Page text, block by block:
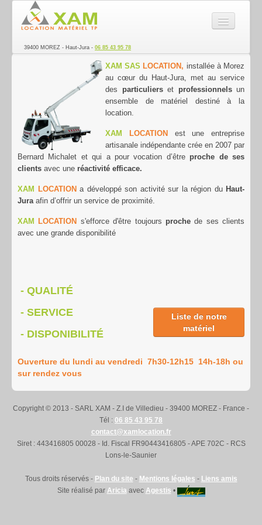
SARL XAM - Location de
La société
Matériel TP
Véhicules Utilitaires
Transport
Remorque
Ponçage des sols
39400 MOREZ - Haut-Jura - 06 85 43 95 78
XAM SAS LOCATION, installée à Morez
au cœur du Haut-Jura, met au service
des particulierset professionnelsun
ensemble de matériel destiné à la
location.
XAM LOCATION
est une entreprise
artisanale indépendante crée en 2007 par
Bernard Michalet et qui a pour vocation d’être proche de ses
clients avec une réactivité efficace.
XAM LOCATION a développé son activité sur la région du Haut-
Juraafin d’offrir un service de proximité.
XAM LOCATION s'efforce d'être toujours prochede ses clients
avec une grande disponibilité
- QUALITÉ
- SERVICE
- DISPONIBILITÉ
Liste de notre
matériel
Ouverture du lundi au vendredi 7h30-12h15 14h-18h ou
sur rendez vous
Copyright © 2013 - SARL XAM - Z.I de Villedieu - 39400 MOREZ - France -
Tél : 06 85 43 95 78
contact@xamlocation.fr
Siret : 443416805 00028 - Id. Fiscal FR90443416805 - APE 702C - RCS
Lons-le-Saunier
Tous droits réservés - Plan du site - Mentions légales - Liens amis
Site réalisé par Ariciaavec Agestis •